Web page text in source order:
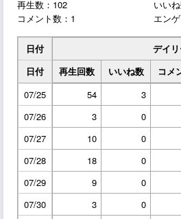
再生数：102
いい
コメント数：1
エン
日付
デイ
日付
再生回数 いいね数 コメ
07/25
54 3
07/26
3 0
07/27
10 0
07/28
18 0
07/29
9 0
07/30
3 0